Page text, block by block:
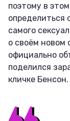
поэтому в
определиться
самого
о своём новом
официально
поделился
кличке Бенсон.